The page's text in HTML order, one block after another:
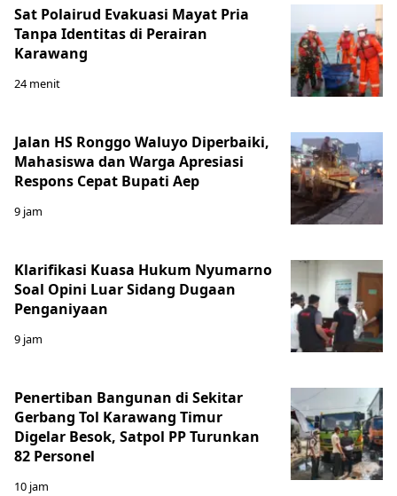
Sat Polairud Evakuasi Mayat Pria
Tanpa Identitas di Perairan
Karawang
24 menit
Jalan HS Ronggo Waluyo Diperbaiki,
Mahasiswa dan Warga Apresiasi
Respons Cepat Bupati Aep
9 jam
Klarifikasi Kuasa Hukum Nyumarno
Soal Opini Luar Sidang Dugaan
Penganiyaan
9 jam
Penertiban Bangunan di Sekitar
Gerbang Tol Karawang Timur
Digelar Besok, Satpol PP Turunkan
82 Personel
10 jam